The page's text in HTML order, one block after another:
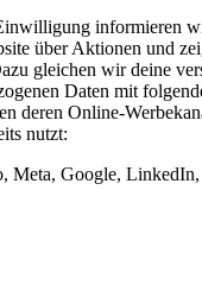
informieren
über Aktionen und
gleichen wir deine
Daten mit
deren Online-
nutzt:
Meta, Google,